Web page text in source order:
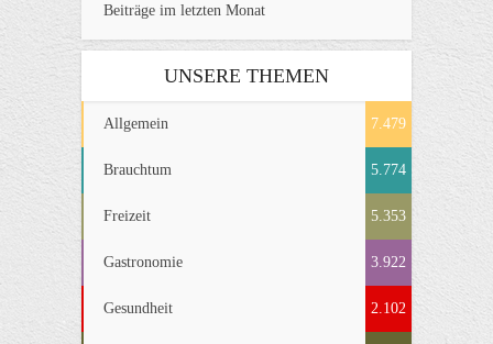
Beiträge im letzten Monat
UNSERE THEMEN
Allgemein 7.479
Brauchtum 5.774
Freizeit 5.353
Gastronomie 3.922
Gesundheit 2.102